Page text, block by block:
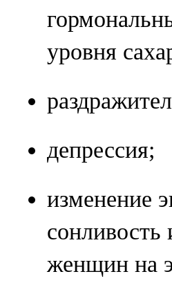
уровня
депрессия;
изменение
женщин на